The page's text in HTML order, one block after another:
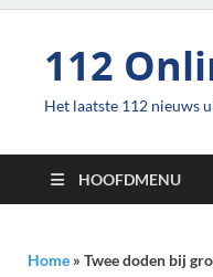
112
Het laatste 112 nieuws
HOOFDMENU
Home » Twee doden bij